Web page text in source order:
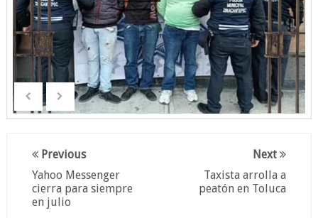
Next
Taxista arrolla a
peatón en Toluca
Previous
Yahoo Messenger
cierra para siempre
en julio